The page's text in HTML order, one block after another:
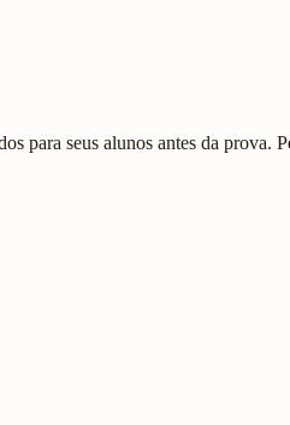
para seus alunos antes da prova.